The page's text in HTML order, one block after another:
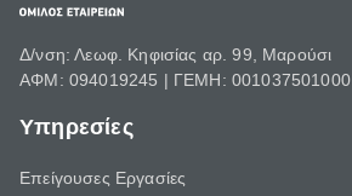
Δ/νση: Λεωφ. Κηφισίας αρ. 99, Μαρούσι
ΑΦΜ: 094019245 | ΓΕΜΗ: 001037501000
Υπηρεσίες
Επείγουσες Εργασίες